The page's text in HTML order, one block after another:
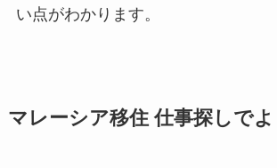
い点がわかります。
マレーシア移住 仕事探しで